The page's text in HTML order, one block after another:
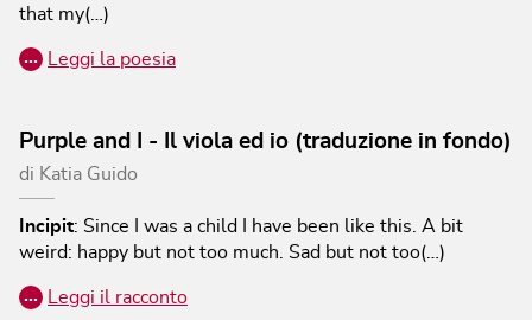
that my(…)
… Leggi la poesia
Purple and I - Il viola ed io (traduzione in fondo)
di Katia Guido
Incipit: Since I was a child I have been like this. A bit
weird: happy but not too much. Sad but not too(…)
… Leggi il racconto